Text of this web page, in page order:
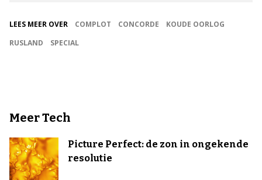
LEES MEER OVER COMPLOT CONCORDE
KOUDE OORLOG
RUSLAND
SPECIAL
Meer Tech
Picture Perfect: de zon in ongekende
resolutie